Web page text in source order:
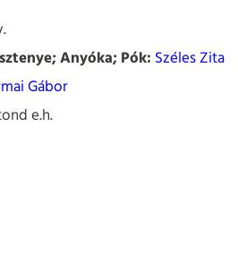
Anyóka; Pók: Széles Zita
Gábor
e.h.